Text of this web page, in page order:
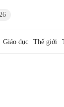
Giáo dục Thế giới